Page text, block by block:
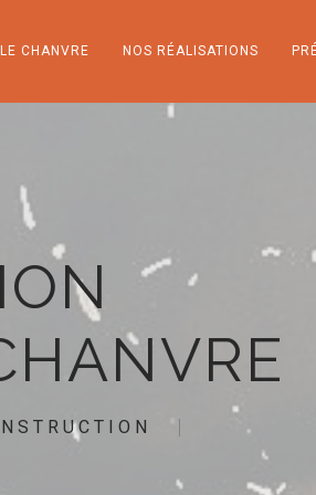
LE CHANVRE NOS RÉALISATIONS